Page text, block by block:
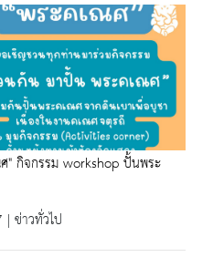
กิจกรรม workshop ปั้นพระ
ข่าวทั่วไป